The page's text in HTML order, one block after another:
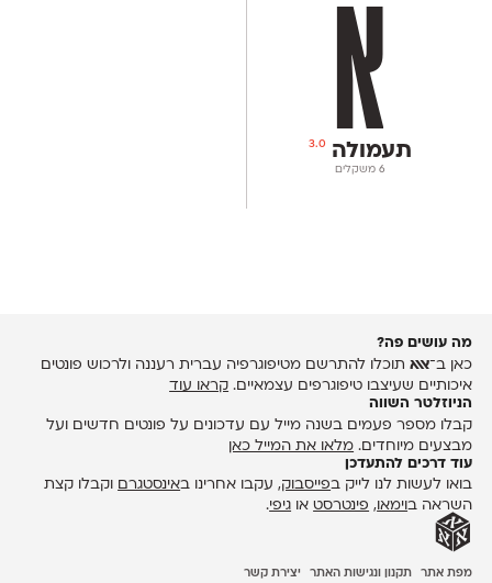
תעמולה 3.0
‫6 משקלים
מה עושים פה?
כאן ב־אאאתוכלו להתרשם מטיפוגרפיה עברית רעננה ולרכוש פונטים
איכותיים שעיצבו טיפוגרפים עצמאיים. קראו עוד
הניוזלטר השווה
קבלו מספר פעמים בשנה מייל עם עדכונים על פונטים חדשים ועל
מבצעים מיוחדים. מלאו את המייל כאן
עוד דרכים להתעדכן
בואו לעשות לנו לייק בפייסבוק, עקבו אחרינו באינסטגרם
וקבלו קצת
השראה בוימאו , פינטרסטאו גיפי.
מפת אתר תקנון ונגישות האתר יצירת קשר